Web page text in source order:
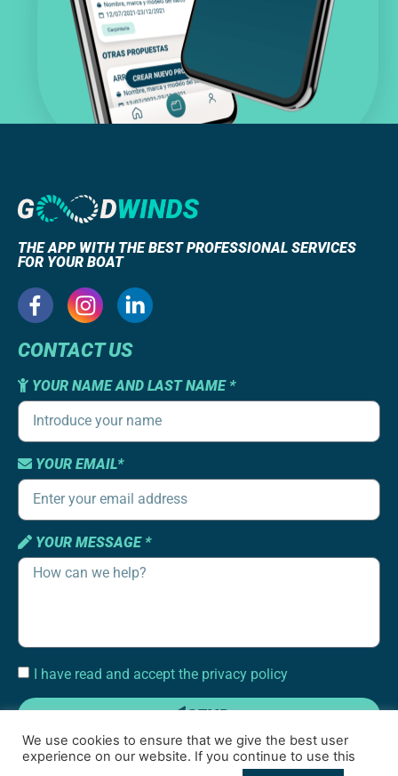
THE APP WITH THE BEST PROFESSIONAL SERVICES
FOR YOUR BOAT
CONTACT US
YOUR NAME AND LAST NAME *
YOUR EMAIL*
YOUR MESSAGE *
I have read and accept the privacy policy
SEND
We use cookies to ensure that we give the best user
experience on our website. If you continue to use this